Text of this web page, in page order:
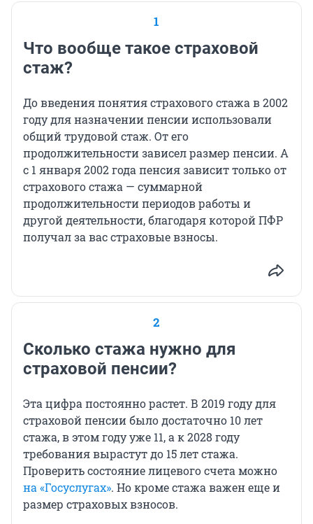
1
Что вообще такое страховой
стаж?
До введения понятия страхового стажа в 2002
году для назначении пенсии использовали
общий трудовой стаж. От его
продолжительности зависел размер пенсии. А
с 1 января 2002 года пенсия зависит только от
страхового стажа — суммарной
продолжительности периодов работы и
другой деятельности, благодаря которой ПФР
получал за вас страховые взносы.
2
Сколько стажа нужно для
страховой пенсии?
Эта цифра постоянно растет. В 2019 году для
страховой пенсии было достаточно 10 лет
стажа, в этом году уже 11, а к 2028 году
требования вырастут до 15 лет стажа.
Проверить состояние лицевого счета можно
на «Госуслугах». Но кроме стажа важен еще и
размер страховых взносов.